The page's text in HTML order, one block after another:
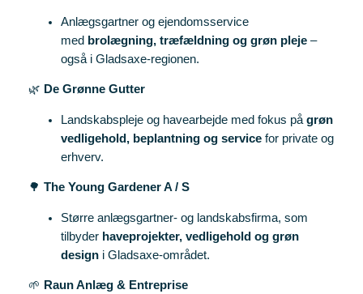
Anlægsgartner og ejendomsservice
med brolægning, træfældning og grøn pleje–
også i Gladsaxe‑regionen.
🌿 De Grønne Gutter
Landskabspleje og havearbejde med fokus på grøn
vedligehold, beplantning og servicefor private og
erhverv.
🌳 The Young Gardener A / S
Større anlægsgartner‑ og landskabsfirma, som
tilbyder haveprojekter, vedligehold og grøn
designi Gladsaxe‑området.
🌱 Raun Anlæg & Entreprise